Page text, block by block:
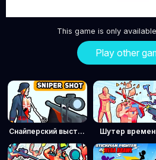
This game is only
Play other
Снайперский выстрел: Время пули Шутер